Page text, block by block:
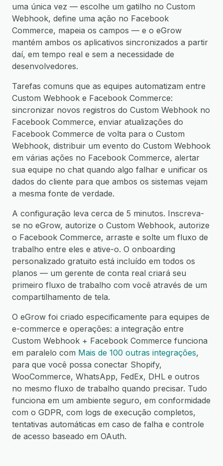
uma única vez — escolhe um gatilho no Custom
Webhook, define uma ação no Facebook
Commerce, mapeia os campos — e o eGrow
mantém ambos os aplicativos sincronizados a partir
daí, em tempo real e sem a necessidade de
desenvolvedores.
Tarefas comuns que as equipes automatizam entre
Custom Webhook e Facebook Commerce:
sincronizar novos registros do Custom Webhook no
Facebook Commerce, enviar atualizações do
Facebook Commerce de volta para o Custom
Webhook, distribuir um evento do Custom Webhook
em várias ações no Facebook Commerce, alertar
sua equipe no chat quando algo falhar e unificar os
dados do cliente para que ambos os sistemas vejam
a mesma fonte de verdade.
A configuração leva cerca de 5 minutos. Inscreva-
se no eGrow, autorize o Custom Webhook, autorize
o Facebook Commerce, arraste e solte um fluxo de
trabalho entre eles e ative-o. O onboarding
personalizado gratuito está incluído em todos os
planos — um gerente de conta real criará seu
primeiro fluxo de trabalho com você através de um
compartilhamento de tela.
O eGrow foi criado especificamente para equipes de
e-commerce e operações: a integração entre
Custom Webhook + Facebook Commerce funciona
em paralelo com Mais de 100 outras integrações,
para que você possa conectar Shopify,
WooCommerce, WhatsApp, FedEx, DHL e outros
no mesmo fluxo de trabalho quando precisar. Tudo
funciona em um ambiente seguro, em conformidade
com o GDPR, com logs de execução completos,
tentativas automáticas em caso de falha e controle
de acesso baseado em OAuth.